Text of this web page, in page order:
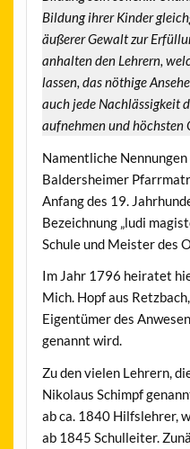
Bildung ihrer Kinder
äußerer Gewalt zur
anhalten den Lehrern,
lassen, das nöthige
auch jede Nachlässigkeit
aufnehmen und höchsten
Namentliche
Baldersheimer
Anfang des 19.
Bezeichnung „ludi
Schule und Meister des
Im Jahr 1796 heiratet
Mich. Hopf aus
Eigentümer des
genannt wird.
Zu den vielen Lehrern,
Nikolaus Schimpf
ab ca. 1840 Hilfslehrer,
ab 1845 Schulleiter.